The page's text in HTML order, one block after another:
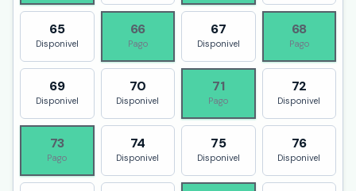
65
Disponivel
66
Pago
67
Disponivel
68
Pago
69
Disponivel
70
Disponivel
71
Pago
72
Disponivel
73
Pago
74
Disponivel
75
Disponivel
76
Disponivel